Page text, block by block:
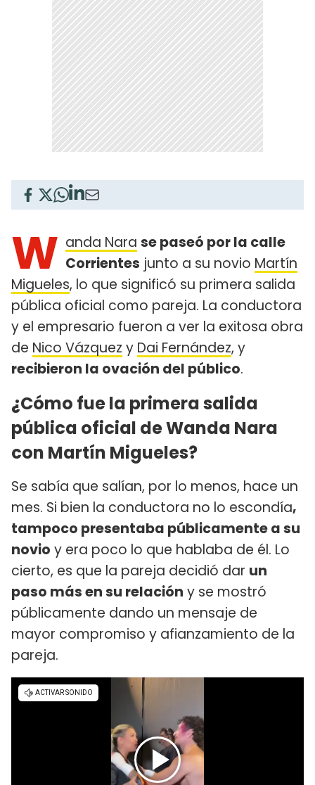
W anda Nara se paseó por la calle
Corrientes junto a su novio Martín
Migueles, lo que significó su primera salida
pública oficial como pareja. La conductora
y el empresario fueron a ver la exitosa obra
de Nico Vázquez y Dai Fernández, y
recibieron la ovación del público.
¿Cómo fue la primera salida
pública oficial de Wanda Nara
con Martín Migueles?
Se sabía que salían, por lo menos, hace un
mes. Si bien la conductora no lo escondía,
tampoco presentaba públicamente a su
novio y era poco lo que hablaba de él. Lo
cierto, es que la pareja decidió dar un
paso más en su relación y se mostró
públicamente dando un mensaje de
mayor compromiso y afianzamiento de la
pareja.